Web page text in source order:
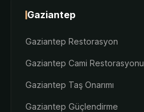
Gaziantep
Gaziantep Restorasyon
Gaziantep Cami Restorasyonu
Gaziantep Taş Onarımı
Gaziantep Güçlendirme